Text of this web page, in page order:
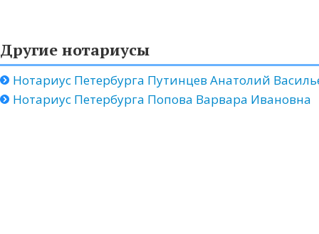
Другие нотариусы
Нотариус Петербурга Путинцев Анатолий
Нотариус Петербурга Попова Варвара Ивановна